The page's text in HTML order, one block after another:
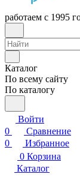
работаем с 1995
Каталог
По всему сайту
По каталогу
Войти
0
Сравнение
0
Избранное
0 Корзина
Каталог